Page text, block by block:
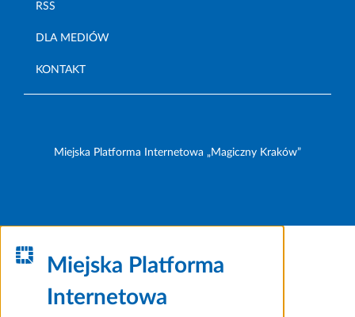
RSS
DLA MEDIÓW
KONTAKT
Miejska Platforma Internetowa „Magiczny Kraków”
Miejska Platforma
Internetowa